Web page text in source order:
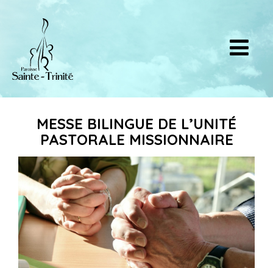
MESSE BILINGUE DE L’UNITÉ
PASTORALE MISSIONNAIRE